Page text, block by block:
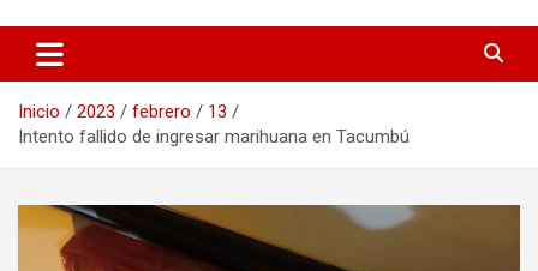
Agenda Paraguay
Inicio 2023 febrero
13
Intento fallido de ingresar marihuana en Tacumbú